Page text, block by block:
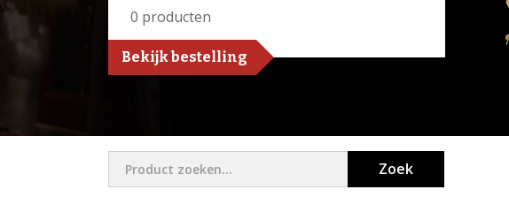
0 producten
Bekijk bestelling
Zoek